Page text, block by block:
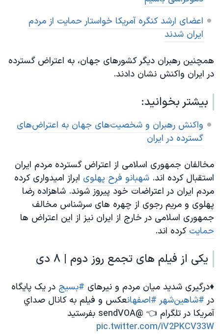
اعضای ارشد کنگره آمریکا خواستار حمایت از مردم
ایران شدند
همچنین رهبران دیگر کشورهای جهان، به اعتراض گسترده
در ایران واکنش نشان دادند.
بیشتر بخوانید:
واکنش رهبران و شخصیت‌های جهان به اعتراض‌های
گسترده در ایران
مخالفان جمهوری اسلامی از اعتراض گسترده مردم ایران
استقبال کرده اند. شهبانو فرح پهلوی ابراز امیدواری کرده
مردم ایران در اعتراضات خود پیروز شوند. شاهزاده رضا
پهلوی و مریم رجوی از چهره های سرشناس مخالف
جمهوری اسلامی در خارج از ایران نیز از این اعتراض ها
حمایت کرده اند.
یکی از فیلم های تجمع روز دوم | ۸ دی
♦️درگیری شدید میان مردم و نیرهای #بسیج در یک پایگاه
در #شاهین‌شهر #اصفهانعکس و فیلم به كانال صداي
آمريكا در تلگرام 👈 @sendVOA بفرستید
pic.twitter.com/iV2PKCV33W